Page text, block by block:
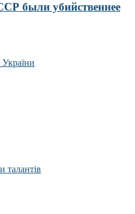
были убийственнее